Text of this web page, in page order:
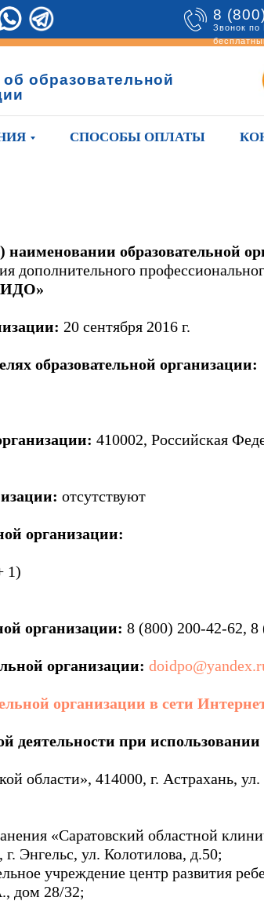
8
Звонок по
образовательной
СПОСОБЫ ОПЛАТЫ
образовательной
дополнительного
20 сентября 2016 г.
образовательной организации:
410002, Российская
отсутствуют
организации:
1)
организации: 8 (800) 200-42-62,
организации:
организации в сети
деятельности при
области», 414000, г. Астрахань,
«Саратовский областной
Энгельс, ул. Колотилова, д.50;
учреждение центр развития
дом 28/32;